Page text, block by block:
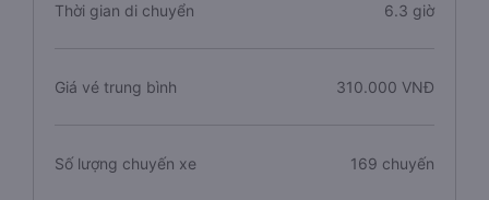
Thời gian di chuyển 6.3 giờ
Giá vé trung bình 310.000 VNĐ
Số lượng chuyến xe 169 chuyến